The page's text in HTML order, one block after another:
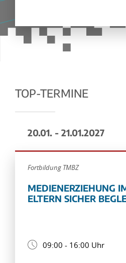
TOP-TERMINE
20.01. - 21.01.2027
Fortbildung TMBZ
MEDIENERZIEHUNG
ELTERN SICHER
09:00 - 16:00 Uhr